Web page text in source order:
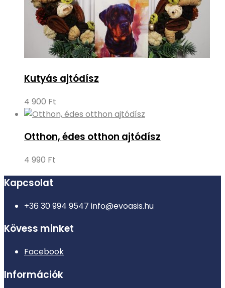
Kutyás ajtódísz
4 900 Ft
Otthon, édes otthon ajtódísz
4 990 Ft
Kapcsolat
+36 30 994 9547 info@evoasis.hu
Kövess minket
Facebook
Információk